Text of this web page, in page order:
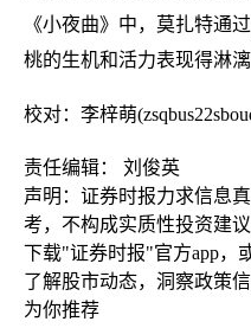
《小夜曲》中，莫扎特通
桃的生机和活力表现得淋漓
校对：李梓萌
责任编辑： 刘俊英
声明：证券时报力求信息
考，不构成实质性投资建
下载"证券时报"官方app，
了解股市动态，洞察政策
为你推荐